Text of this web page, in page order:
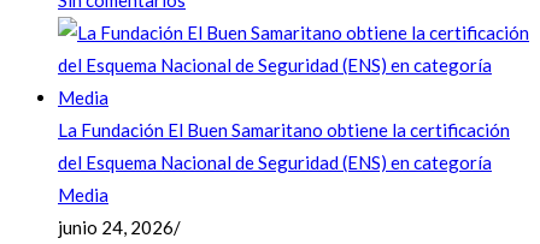
La Fundación El Buen Samaritano obtiene la certificación
del Esquema Nacional de Seguridad (ENS) en categoría
Media
junio 24, 2026/